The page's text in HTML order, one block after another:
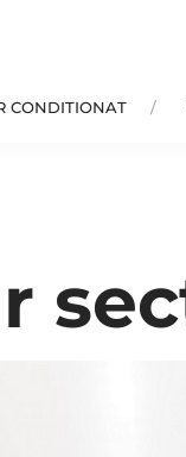
CONDITIONAT